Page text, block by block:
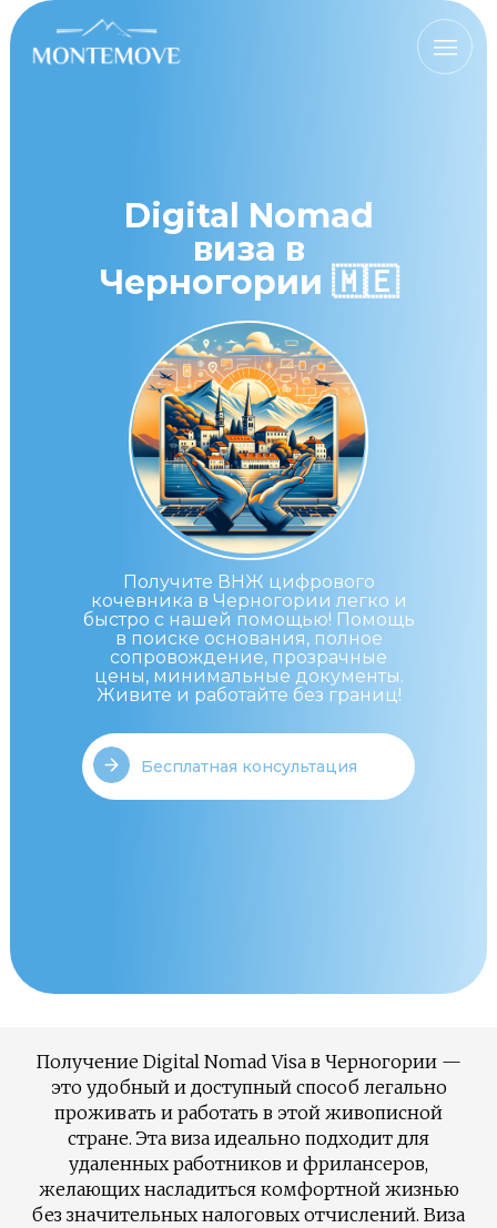
III
Получите ВНЖ цифрового
кочевника в Черногории легко и
быстро с нашей помощью! Помощь
в поиске основания, полное
сопровождение, прозрачные
цены, минимальные документы.
Живите и работайте без границ!
Бесплатная консультация
Digital Nomad
виза в
Черногории 🇲🇪
Получение Digital Nomad Visa в Черногории —
это удобный и доступный способ легально
проживать и работать в этой живописной
стране. Эта виза идеально подходит для
удаленных работников и фрилансеров,
желающих насладиться комфортной жизнью
без значительных налоговых отчислений. Виза